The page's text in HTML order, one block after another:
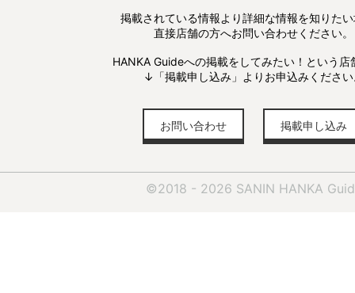
掲載されている情報より詳細な情報を知りた
直接店舗の方へお問い合わせください。
HANKA Guideへの掲載をしてみたい！という店
↓「掲載申し込み」よりお申込みくださ
お問い合わせ 掲載申し込み
©2018 - 2026 SANIN HANKA